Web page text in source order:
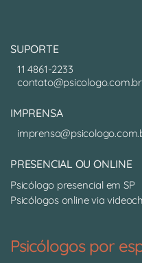
SUPORTE
11 4861-2233
contato@psicologo.com.br
IMPRENSA
PRESENCIAL OU ONLINE
Psicólogo presencial em SP
Psicólogos online via
Psicólogos por